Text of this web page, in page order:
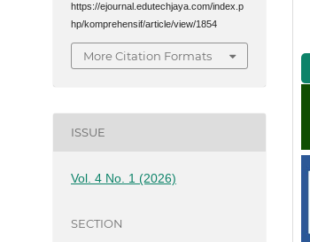
https://ejournal.edutechjaya.com/index.p
hp/komprehensif/article/view/1854
More Citation Formats
ISSUE
Vol. 4 No. 1 (2026)
SECTION